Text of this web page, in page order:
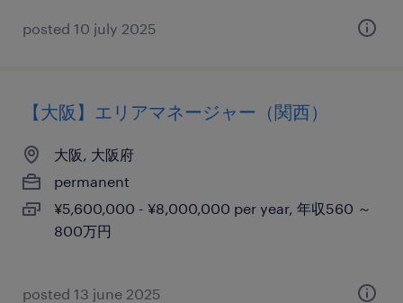
posted 10 july 2025
【大阪】エリアマネージャー（関西）
大阪, 大阪府
permanent
¥5,600,000 - ¥8,000,000 per year, 年収560 ～
800万円
posted 13 june 2025